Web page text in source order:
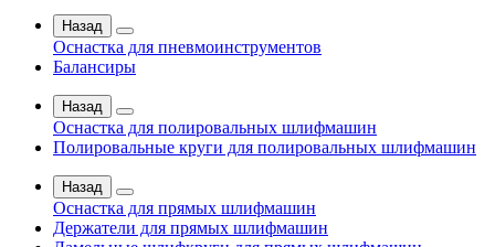
Назад
Оснастка для пневмоинструментов
Балансиры
Назад
Оснастка для полировальных шлифмашин
Полировальные круги для полировальных шлифмашин
Назад
Оснастка для прямых шлифмашин
Держатели для прямых шлифмашин